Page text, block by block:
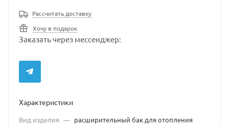
Рассчитать доставку
Хочу в подарок
Заказать через мессенджер:
Характеристики
Вид изделия — расширительный бак для отопления